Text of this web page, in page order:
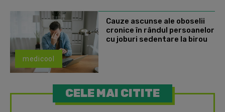
medicool
Cauze ascunse ale oboselii
cronice în rândul persoanelor
cu joburi sedentare la birou
CELE MAI CITITE